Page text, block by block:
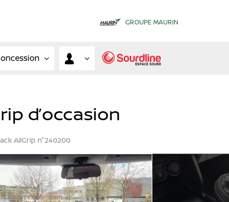
GROUPE MAURIN
d’occasion
AllGrip n°240200